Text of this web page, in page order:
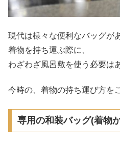
現代は様々な便利なバッグが
着物を持ち運ぶ際に、
わざわざ風呂敷を使う必要は
今時の、着物の持ち運び方を
専用の和装バッグ(着物